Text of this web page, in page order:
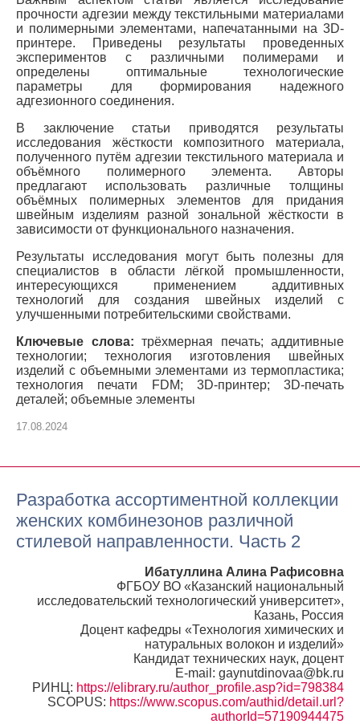
прочности адгезии между текстильными материалами
и полимерными элементами, напечатанными на 3D-
принтере. Приведены результаты проведенных
экспериментов с различными полимерами и
определены оптимальные технологические
параметры для формирования надежного
адгезионного соединения.
В заключение статьи приводятся результаты
исследования жёсткости композитного материала,
полученного путём адгезии текстильного материала и
объёмного полимерного элемента. Авторы
предлагают использовать различные толщины
объёмных полимерных элементов для придания
швейным изделиям разной зональной жёсткости в
зависимости от функционального назначения.
Результаты исследования могут быть полезны для
специалистов в области лёгкой промышленности,
интересующихся применением аддитивных
технологий для создания швейных изделий с
улучшенными потребительскими свойствами.
Ключевые слова: трёхмерная печать; аддитивные
технологии; технология изготовления швейных
изделий с объемными элементами из термопластика;
технология печати FDM; 3D-принтер; 3D-печать
деталей; объемные элементы
17.08.2024
Разработка ассортиментной коллекции
женских комбинезонов различной
стилевой направленности. Часть 2
Ибатуллина Алина Рафисовна
ФГБОУ ВО «Казанский национальный
исследовательский технологический университет»,
Казань, Россия
Доцент кафедры «Технология химических и
натуральных волокон и изделий»
Кандидат технических наук, доцент
E-mail: gaynutdinovaa@bk.ru
РИНЦ: https://elibrary.ru/author_profile.asp?id=798384
SCOPUS: https://www.scopus.com/authid/detail.url?
authorId=57190944475